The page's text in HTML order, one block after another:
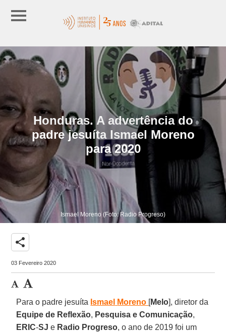
Honduras. A advertência do
padre jesuíta Ismael Moreno
para 2020
Ismael Moreno (Foto: Radio Progreso)
share
03 Fevereiro 2020
Para o padre jesuíta Ismael Moreno [Melo], diretor da
Equipe de Reflexão, Pesquisa e Comunicação,
ERIC-SJ e Radio Progreso, o ano de 2019 foi um